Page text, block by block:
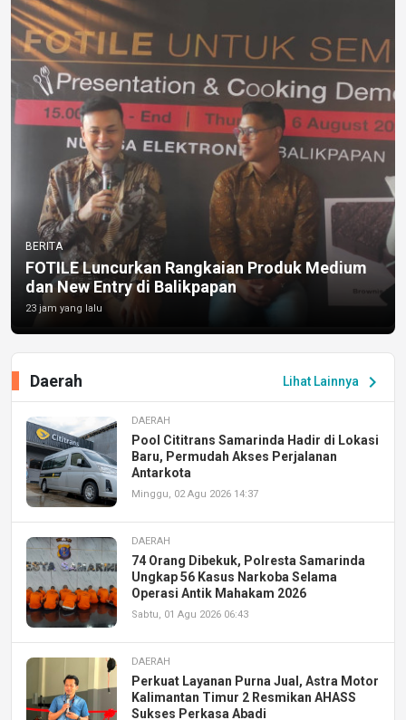
BERITA
FOTILE Luncurkan Rangkaian Produk Medium
dan New Entry di Balikpapan
23 jam yang lalu
Lihat Lainnya chevron_right
Daerah
DAERAH
Pool Cititrans Samarinda Hadir di Lokasi
Baru, Permudah Akses Perjalanan
Antarkota
Minggu, 02 Agu 2026 14:37
DAERAH
74 Orang Dibekuk, Polresta Samarinda
Ungkap 56 Kasus Narkoba Selama
Operasi Antik Mahakam 2026
Sabtu, 01 Agu 2026 06:43
DAERAH
Perkuat Layanan Purna Jual, Astra Motor
Kalimantan Timur 2 Resmikan AHASS
Sukses Perkasa Abadi